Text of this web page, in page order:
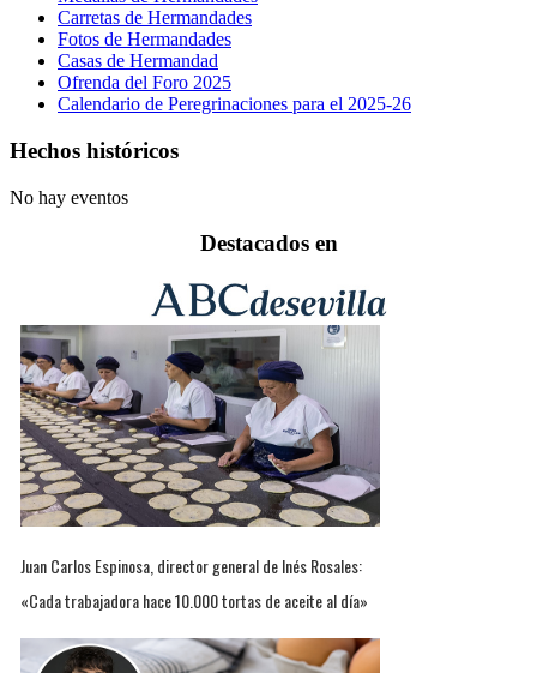
Carretas de Hermandades
Fotos de Hermandades
Casas de Hermandad
Ofrenda del Foro 2025
Calendario de Peregrinaciones para el 2025-26
Hechos históricos
No hay eventos
Destacados en
Juan Carlos Espinosa, director general de Inés Rosales:
«Cada trabajadora hace 10.000 tortas de aceite al día»